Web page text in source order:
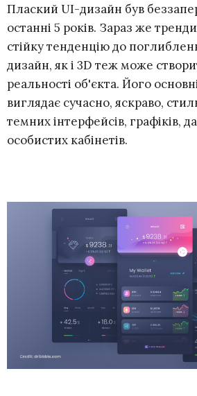
Плаский UI-дизайн був
останні 5 років. Зараз же
стійку тенденцію до
дизайн, як і 3D теж може
реальності об'єкта. Його
виглядає сучасно, яскраво,
темних інтерфейсів, графіків,
особистих кабінетів.